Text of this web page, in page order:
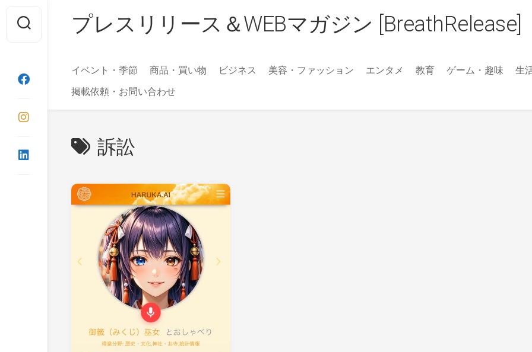
content
プレスリリース＆WEBマガジン [BreathRelease]
イベント・季節 商品・買い物 ビジネス 美容・ファッション エンタメ 教育 ゲーム・趣味
生
掲載依頼・お問い合わせ
訴訟